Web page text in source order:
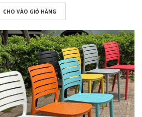
CHO VÀO GIỎ HÀNG